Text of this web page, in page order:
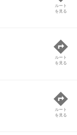
ルート
を見る
ルート
を見る
ルート
を見る